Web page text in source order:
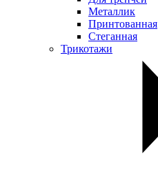
Металлик
Принтованная
Стеганная
Трикотажи